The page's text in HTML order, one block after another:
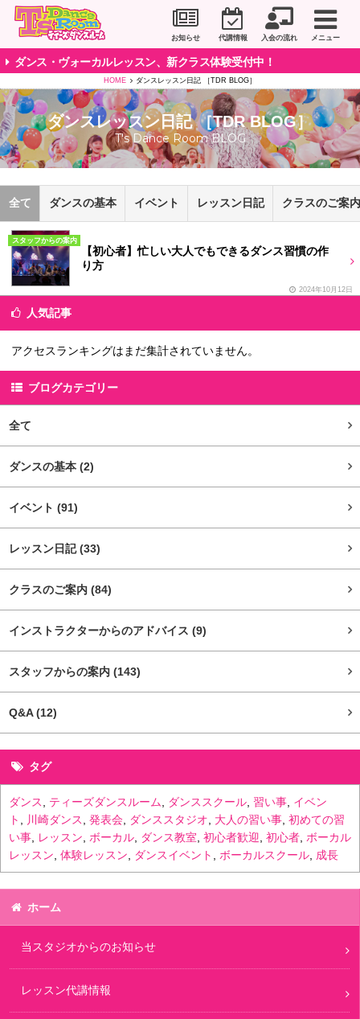
川崎市のダンススタジオ＆ボーカルスクール「
お知らせ 代講情報 入会の流れ メニュー
ダンス・ヴォーカルレッスン、新クラス体験受付中！
HOME ダンスレッスン日記 ［TDR BLOG］
ダンスレッスン日記 ［TDR BLOG］
T's Dance Room BLOG
全て ダンスの基本 イベント レッスン日記 クラスのご案内
スタッフからの案内
【初心者】忙しい大人でもできるダンス習慣の作
り方
2024年10月12日
人気記事
アクセスランキングはまだ集計されていません。
ブログカテゴリー
全て
ダンスの基本 (2)
イベント (91)
レッスン日記(33)
クラスのご案内 (84)
インストラクターからのアドバイス (9)
スタッフからの案内 (143)
Q&A(12)
タグ
ダンス ティーズダンスルーム ダンススクール 習い事 イベン
ト
川崎ダンス 発表会 ダンススタジオ 大人の習い事 初めての習
い事
レッスン ボーカル ダンス教室 初心者歓迎 初心者 ボーカル
レッスン 体験レッスン ダンスイベント ボーカルスクール 成長
ホーム
当スタジオからのお知らせ
レッスン代講情報